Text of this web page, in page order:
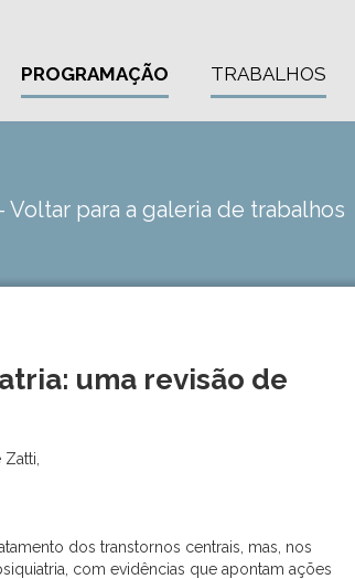
PROGRAMAÇÃO TRABALHOS
Voltar para a galeria de trabalhos
uma revisão de
dos transtornos centrais, mas, nos
com evidências que apontam ações